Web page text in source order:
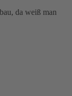
da weiß man